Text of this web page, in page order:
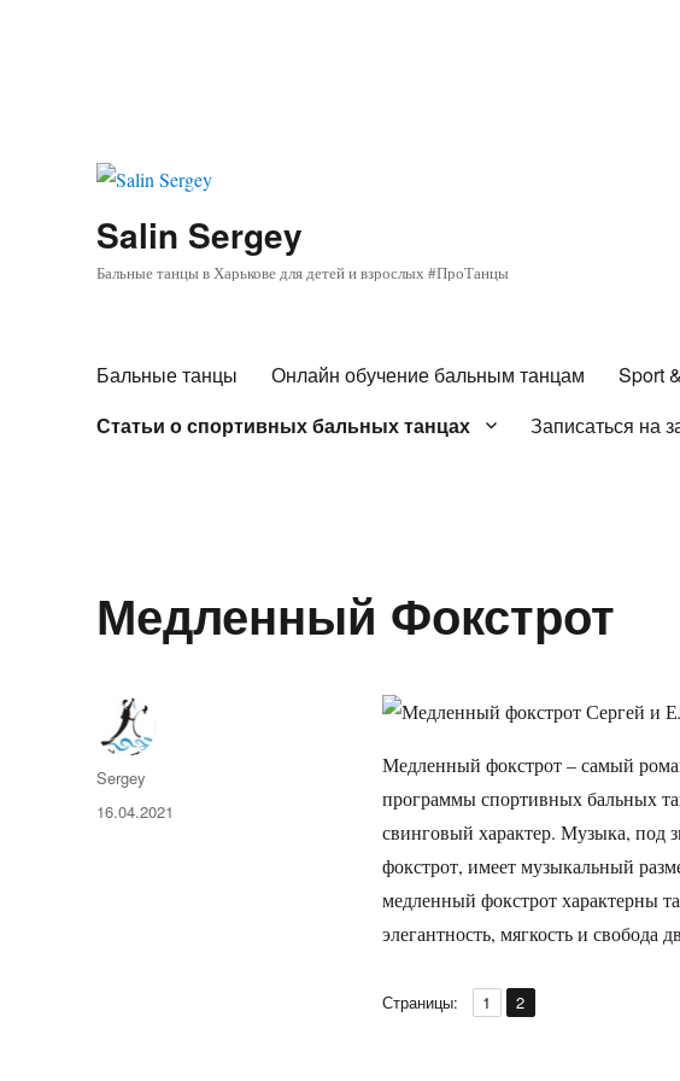
Salin Sergey
Бальные танцы в Харькове для детей и взрослых #ПроТанцы
Бальные танцы Онлайн обучение бальным танцам Sport
Статьи о спортивных бальных танцах
Записаться на
Медленный Фокстрот
Медленный фокстрот – самый
программы спортивных бальных
свинговый характер. Музыка, под
фокстрот, имеет музыкальный
медленный фокстрот характерны
элегантность, мягкость и свобода
Страницы: Страница
1 ,
Страница
2
Автор
Sergey
Опубликовано
16.04.2021